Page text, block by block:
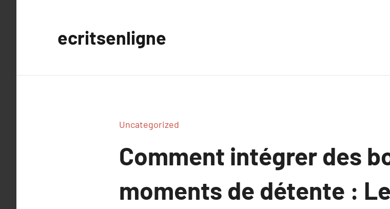
ecritsenligne
Uncategorized
Comment intégrer des
moments de détente :